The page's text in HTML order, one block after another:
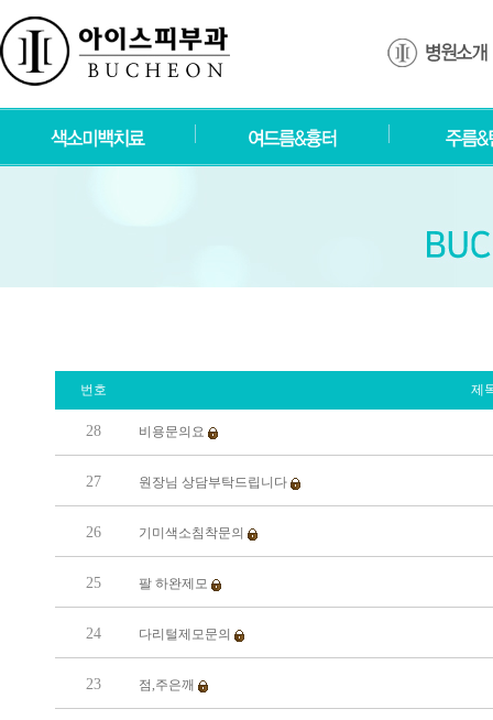
번호 제
28 비용문의요
27 원장님 상담부탁드립니다
26 기미색소침착문의
25 팔 하완제모
24 다리털제모문의
23 점,주은깨